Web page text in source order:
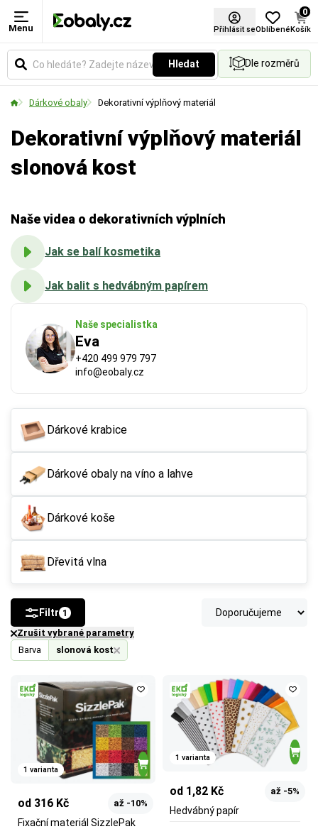
Menu Přihlásit seOblíbené
0
Košík
Hledat Dle rozměrů
Dárkové obaly Dekorativní výplňový materiál
Dekorativní výplňový materiál
slonová kost
Naše specialistka
Eva
+420 499 979 797
info@eobaly.cz
Naše videa o dekorativních výplních
Jak se balí kosmetika
Jak balit s hedvábným papírem
Dárkové krabice
Dárkové obaly na víno a lahve
Dárkové koše
Dřevitá vlna
Barva slonová kost
Zrušit vybrané parametry
Filtr 1
1 varianta
od 316 Kč až -10%
Fixační materiál SizzlePak
1 varianta
od 1,82 Kč až -5%
Hedvábný papír
Barva
Vyberte si barevné provedení obalů a balicích
Materiál
Zvolte typ materiálu podle požadované pevnosti,
Použití
Určuje způsob aplikace fólie. Vyberte si variantu
Certifikace FSC®
FSC® (Forest Stewardship Council) zaručuje, že
použitý papír nebo karton pochází z odpovědně a
udržitelně spravovaných lesů. Výrobky s tímto
označením podporují šetrné hospodaření
s přírodními zdroji.